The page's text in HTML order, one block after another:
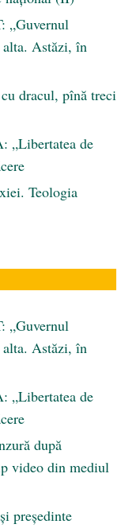
„Guvernul
Astăzi, în
dracul, pînă treci
„Libertatea de
Teologia
„Guvernul
Astăzi, în
„Libertatea de
după
video din mediul
președinte